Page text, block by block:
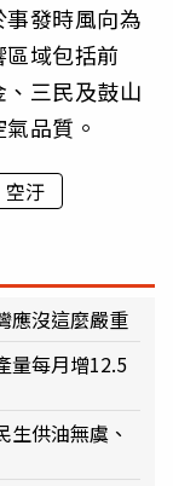
發時風向為
域包括前
三民及鼓山
品質。
空汙
應沒這麼嚴重
量每月增12.5
供油無虞、